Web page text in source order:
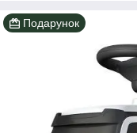
Подарунок